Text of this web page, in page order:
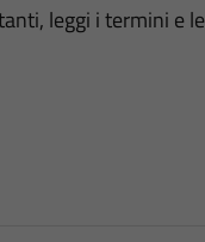
leggi i termini e le